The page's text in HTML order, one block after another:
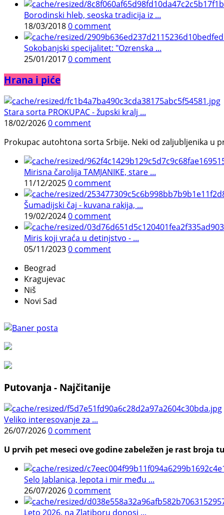
Borodinski hleb, seoska tradicija iz ...
18/03/20180 comment
Sokobanjski specijalitet: "Ozrenska ...
25/01/20170 comment
Hrana i piće
Stara sorta PROKUPAC - župski kralj ...
18/02/20260 comment
Prokupac autohtona sorta Srbije. Neki od zaljubljenika u
Mirisna čarolija TAMJANIKE, stare ...
11/12/20250 comment
Šumadijski čaj - kuvana rakija, ...
19/02/20240 comment
Miris koji vraća u detinjstvo - ...
05/11/20230 comment
Beograd
Kragujevac
Niš
Novi Sad
Putovanja - Najčitanije
Veliko interesovanje za ...
26/07/20260 comment
U prvih pet meseci ove godine zabeležen je rast
Selo Jablanica, lepota i mir među ...
26/07/20260 comment
Leto 2026. na Zlatiboru donosi ...